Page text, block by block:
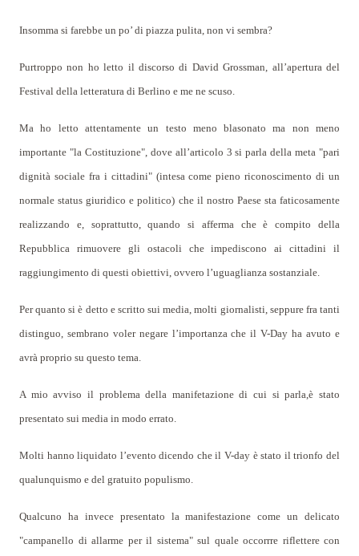
Insomma si farebbe un po’ di piazza pulita, non vi sembra?
Purtroppo non ho letto il discorso di David Grossman, all’apertura del
Festival della letteratura di Berlino e me ne scuso.
Ma ho letto attentamente un testo meno blasonato ma non meno
importante "la Costituzione", dove all’articolo 3 si parla della meta "pari
dignità sociale fra i cittadini" (intesa come pieno riconoscimento di un
normale status giuridico e politico) che il nostro Paese sta faticosamente
realizzando e, soprattutto, quando si afferma che è compito della
Repubblica rimuovere gli ostacoli che impediscono ai cittadini il
raggiungimento di questi obiettivi, ovvero l’uguaglianza sostanziale.
Per quanto si è detto e scritto sui media, molti giornalisti, seppure fra tanti
distinguo, sembrano voler negare l’importanza che il V-Day ha avuto e
avrà proprio su questo tema.
A mio avviso il problema della manifetazione di cui si parla,è stato
presentato sui media in modo errato.
Molti hanno liquidato l’evento dicendo che il V-day è stato il trionfo del
qualunquismo e del gratuito populismo.
Qualcuno ha invece presentato la manifestazione come un delicato
"campanello di allarme per il sistema" sul quale occorrre riflettere con